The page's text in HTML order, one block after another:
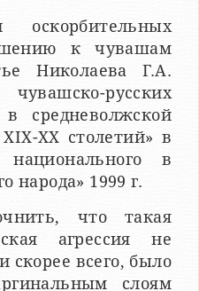
оскорбительных
к чувашам
Николаева Г.А.
русских
средневолжской
XX столетий» в
в
народа» 1999 г.
что такая
агрессия не
скорее всего, было
слоям